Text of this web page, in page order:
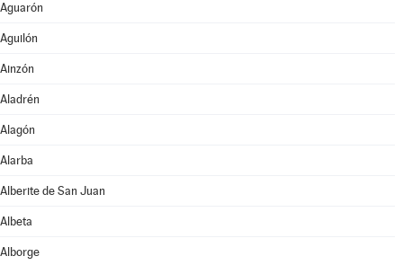
Aguarón
Aguilón
Ainzón
Aladrén
Alagón
Alarba
Alberite de San Juan
Albeta
Alborge